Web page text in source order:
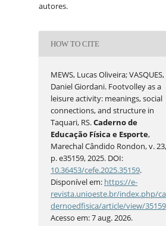
autores.
HOW TO CITE
MEWS, Lucas Oliveira; VASQUES,
Daniel Giordani. Footvolley as a
leisure activity: meanings, social
connections, and structure in
Taquari, RS.Caderno de
Educação Física e Esporte,
Marechal Cândido Rondon, v. 23,
p. e35159, 2025. DOI:
10.36453/cefe.2025.35159.
Disponível em: https://e-
revista.unioeste.br/index.php/ca
dernoedfisica/article/view/35159
Acesso em: 7 aug. 2026.